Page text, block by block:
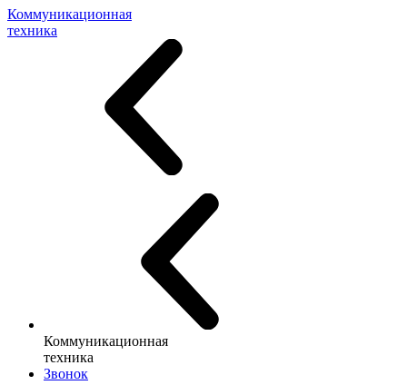
Коммуникационная
техника
Коммуникационная
техника
Звонок